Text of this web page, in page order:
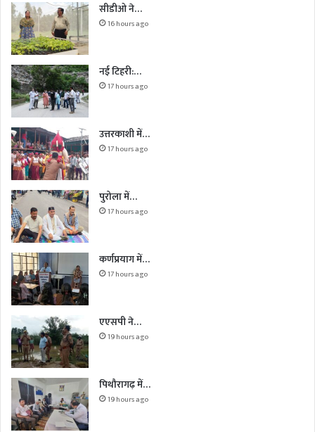
सीडीओ ने…
16 hours ago
नई टिहरी:…
17 hours ago
उत्तरकाशी में…
17 hours ago
पुरोला में…
17 hours ago
कर्णप्रयाग में…
17 hours ago
एएसपी ने…
19 hours ago
पिथौरागढ़ में…
19 hours ago